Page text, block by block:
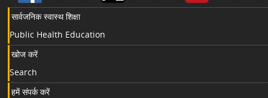
सार्वजनिक स्वास्थ शिक्षा
Public Health Education
खोज करें
Search
हमें संपर्क करें